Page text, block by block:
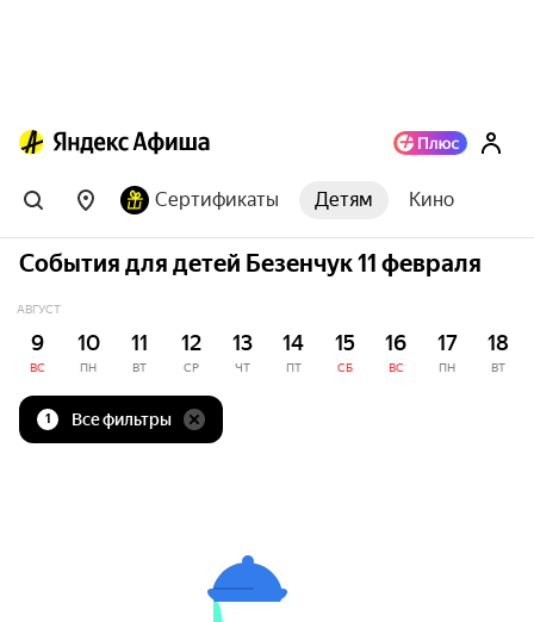
Сертификаты Детям Кино
События для детей Безенчук 11 февраля
АВГУСТ
9
ВС
10
ПН
11
ВТ
12
СР
13
ЧТ
14
ПТ
15
СБ
16
ВС
17
ПН
18
ВТ
1 Все фильтры